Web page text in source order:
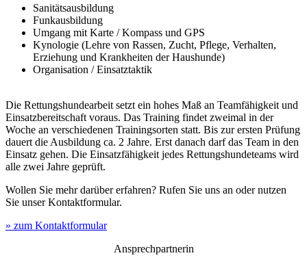
Sanitätsausbildung
Funkausbildung
Umgang mit Karte / Kompass und GPS
Kynologie (Lehre von Rassen, Zucht, Pflege, Verhalten,
Erziehung und Krankheiten der Haushunde)
Organisation / Einsatztaktik
Die Rettungshundearbeit setzt ein hohes Maß an Teamfähigkeit und
Einsatzbereitschaft voraus. Das Training findet zweimal in der
Woche an verschiedenen Trainingsorten statt. Bis zur ersten Prüfung
dauert die Ausbildung ca. 2 Jahre. Erst danach darf das Team in den
Einsatz gehen. Die Einsatzfähigkeit jedes Rettungshundeteams wird
alle zwei Jahre geprüft.
Wollen Sie mehr darüber erfahren? Rufen Sie uns an oder nutzen
Sie unser Kontaktformular.
» zum Kontaktformular
Ansprechpartnerin